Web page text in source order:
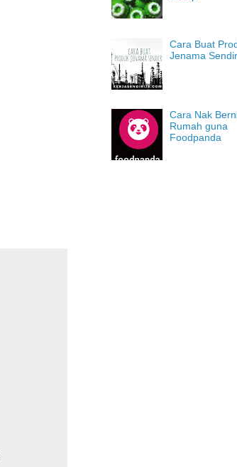
Cara Buat
Jenama
Cara Nak
Rumah guna
Foodpanda